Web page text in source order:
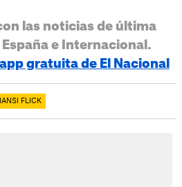
las noticias de última
e Internacional.
gratuita de El Nacional
FLICK